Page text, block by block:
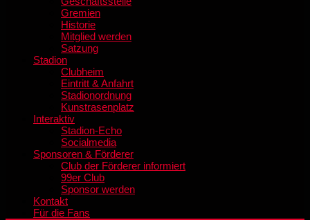
Gremien
Historie
Mitglied werden
Satzung
Stadion
Clubheim
Eintritt & Anfahrt
Stadionordnung
Kunstrasenplatz
Interaktiv
Stadion-Echo
Socialmedia
Sponsoren & Förderer
Club der Förderer informiert
99er Club
Sponsor werden
Kontakt
Für die Fans